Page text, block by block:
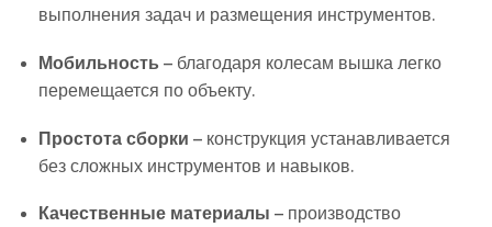
выполнения задач и размещения инструментов.
Мобильность – благодаря колесам вышка легко
перемещается по объекту.
Простота сборки – конструкция устанавливается
без сложных инструментов и навыков.
Качественные материалы – производство